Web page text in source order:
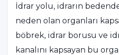
İdrar yolu, idrarın
neden olan organları
böbrek, idrar borusu ve
kanalını kapsayan bu